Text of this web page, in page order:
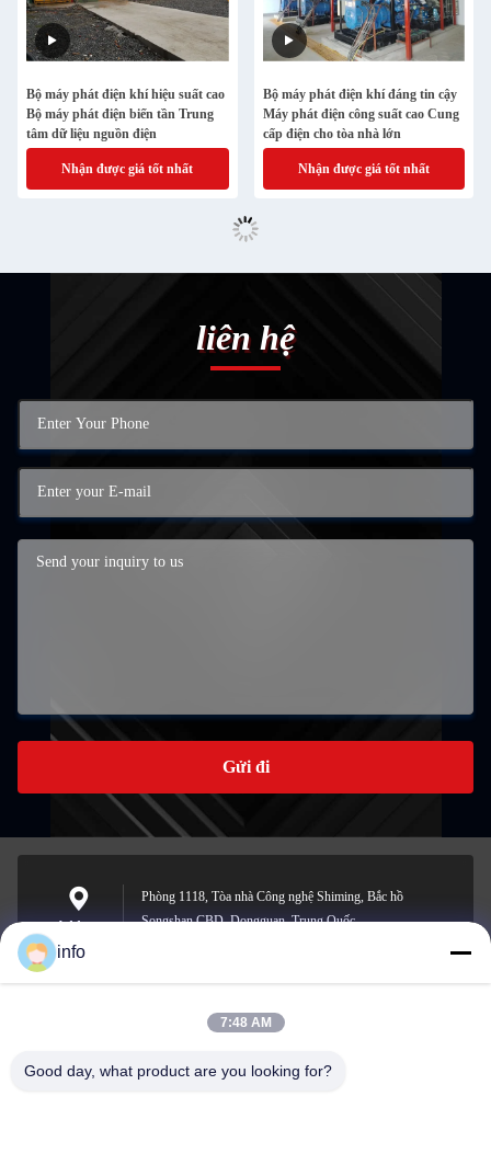
Bộ máy phát điện khí hiệu suất cao
Bộ máy phát điện biến tần Trung
tâm dữ liệu nguồn điện
Nhận được giá tốt nhất
Bộ máy phát điện khí đáng tin cậy
Máy phát điện công suất cao Cung
cấp điện cho tòa nhà lớn
Nhận được giá tốt nhất
liên hệ
Gửi đi
Address
Phòng 1118, Tòa nhà Công nghệ Shiming, Bắc hồ
Songshan CBD, Dongguan, Trung Quốc
info@gdpowerplus.com
info
7:48 AM
Good day, what product are you looking for?